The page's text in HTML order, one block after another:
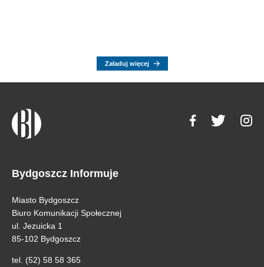
Załaduj więcej
Bydgoszcz Informuje
Miasto Bydgoszcz
Biuro Komunikacji Społecznej
ul. Jezuicka 1
85-102 Bydgoszcz
tel. (52) 58 58 365